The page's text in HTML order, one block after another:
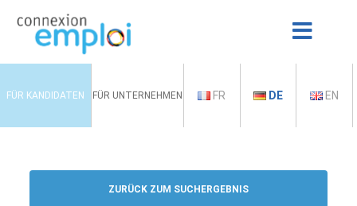
FÜR KANDIDATEN FÜR UNTERNEHMEN FR DE EN
ZURÜCK ZUM SUCHERGEBNIS